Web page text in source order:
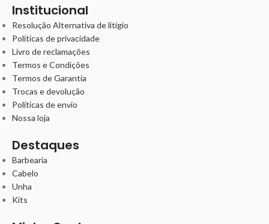
Institucional
Resolução Alternativa de litígio
Políticas de privacidade
Livro de reclamações
Termos e Condições
Termos de Garantia
Trocas e devolução
Políticas de envio
Nossa loja
Destaques
Barbearia
Cabelo
Unha
Kits